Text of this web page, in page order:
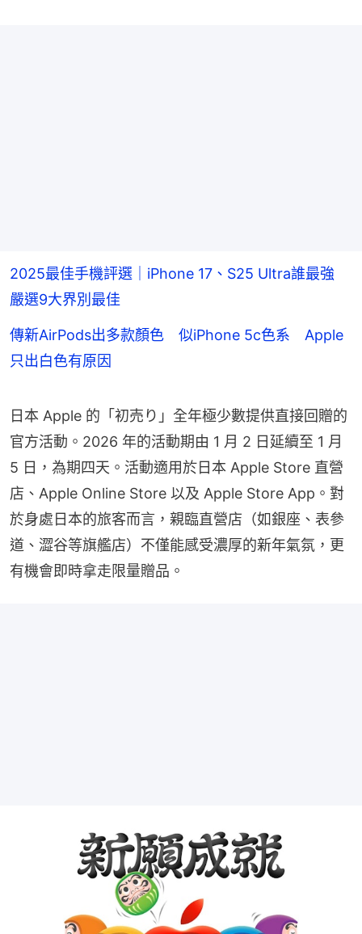
2025最佳手機評選｜iPhone 17、S25 Ultra誰最強
嚴選9大界別最佳
傳新AirPods出多款顏色 似iPhone 5c色系 Apple
只出白色有原因
日本 Apple 的「初売り」全年極少數提供直接回贈的
官方活動。2026 年的活動期由 1 月 2 日延續至 1 月
5 日，為期四天。活動適用於日本 Apple Store 直營
店、Apple Online Store 以及 Apple Store App。對
於身處日本的旅客而言，親臨直營店（如銀座、表參
道、澀谷等旗艦店）不僅能感受濃厚的新年氣氛，更
有機會即時拿走限量贈品。